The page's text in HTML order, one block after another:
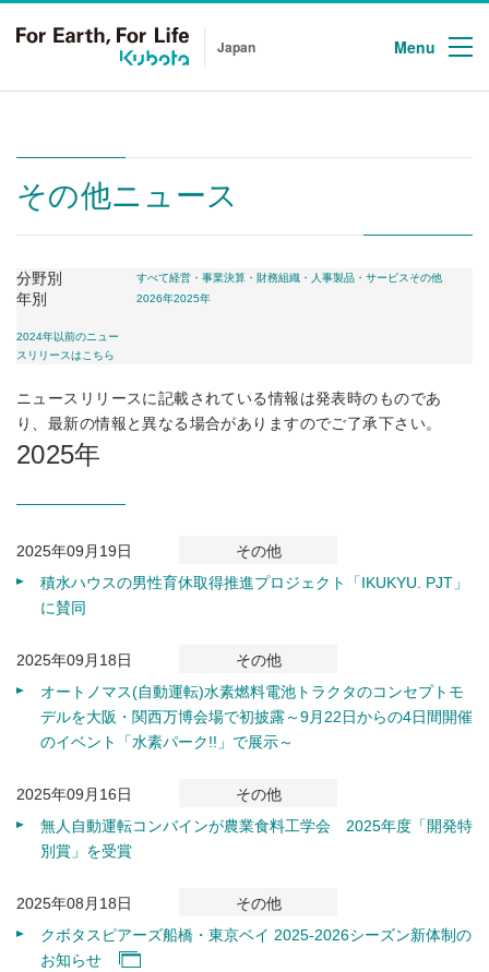
Japan Menu
その他ニュース
分野別 すべて経営・事業決算・財務組織・人事製品・サービス その他
年別 2026年2025年
2024年以前のニュー
スリリースはこちら
ニュースリリースに記載されている情報は発表時のものであ
り、最新の情報と異なる場合がありますのでご了承下さい。
2025年
2025年09月19日
その他
積水ハウスの男性育休取得推進プロジェクト「IKUKYU. PJT」
に賛同
2025年09月18日
その他
オートノマス(自動運転)水素燃料電池トラクタのコンセプトモ
デルを大阪・関西万博会場で初披露～9月22日からの4日間開催
のイベント「水素パーク!!」で展示～
2025年09月16日
その他
無人自動運転コンバインが農業食料工学会 2025年度「開発特
別賞」を受賞
2025年08月18日
その他
クボタスピアーズ船橋・東京ベイ 2025-2026シーズン新体制の
お知らせ